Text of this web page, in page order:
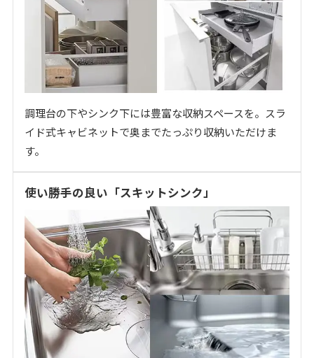
調理台の下やシンク下には豊富な収納スペースを。スラ
イド式キャビネットで奥までたっぷり収納いただけま
す。
使い勝手の良い「スキットシンク」